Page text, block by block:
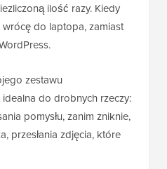
ilość razy. Kiedy
do laptopa, zamiast
zestawu
do drobnych rzeczy:
pomysłu, zanim zniknie,
przesłania zdjęcia, które